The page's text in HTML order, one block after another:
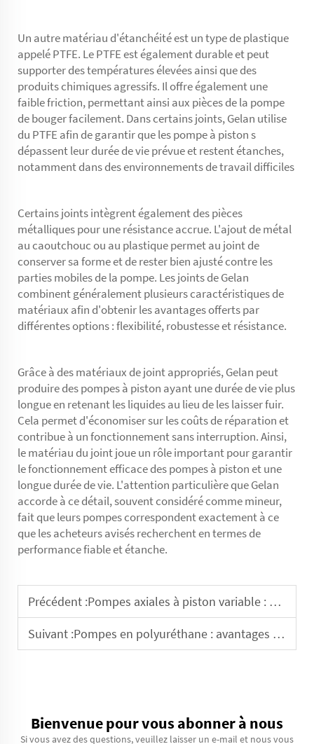
Un autre matériau d'étanchéité est un type de plastique
appelé PTFE. Le PTFE est également durable et peut
supporter des températures élevées ainsi que des
produits chimiques agressifs. Il offre également une
faible friction, permettant ainsi aux pièces de la pompe
de bouger facilement. Dans certains joints, Gelan utilise
du PTFE afin de garantir que lespompe à pistons
dépassent leur durée de vie prévue et restent étanches,
notamment dans des environnements de travail difficiles
Certains joints intègrent également des pièces
métalliques pour une résistance accrue. L'ajout de métal
au caoutchouc ou au plastique permet au joint de
conserver sa forme et de rester bien ajusté contre les
parties mobiles de la pompe. Les joints de Gelan
combinent généralement plusieurs caractéristiques de
matériaux afin d'obtenir les avantages offerts par
différentes options : flexibilité, robustesse et résistance.
Grâce à des matériaux de joint appropriés, Gelan peut
produire des pompes à piston ayant une durée de vie plus
longue en retenant les liquides au lieu de les laisser fuir.
Cela permet d'économiser sur les coûts de réparation et
contribue à un fonctionnement sans interruption. Ainsi,
le matériau du joint joue un rôle important pour garantir
le fonctionnement efficace des pompes à piston et une
longue durée de vie. L'attention particulière que Gelan
accorde à ce détail, souvent considéré comme mineur,
fait que leurs pompes correspondent exactement à ce
que les acheteurs avisés recherchent en termes de
performance fiable et étanche.
Précédent :Pompes axiales à piston variable : Guide de dépannage pour débutants
Suivant :Pompes en polyuréthane : avantages dans l'industrie pharmaceutique
Bienvenue pour vous abonner à nous
Si vous avez des questions, veuillez laisser un e-mail et nous vous